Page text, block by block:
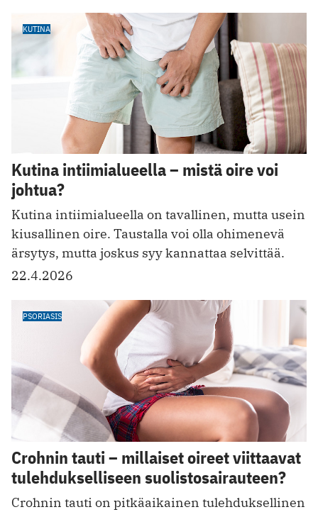
KUTINA
Kutina intiimialueella – mistä oire voi
johtua?
Kutina intiimialueella on tavallinen, mutta usein
kiusallinen oire. Taustalla voi olla ohimenevä
ärsytys, mutta joskus syy kannattaa selvittää.
22.4.2026
PSORIASIS
Crohnin tauti – millaiset oireet viittaavat
tulehdukselliseen suolistosairauteen?
Crohnin tauti on pitkäaikainen tulehduksellinen